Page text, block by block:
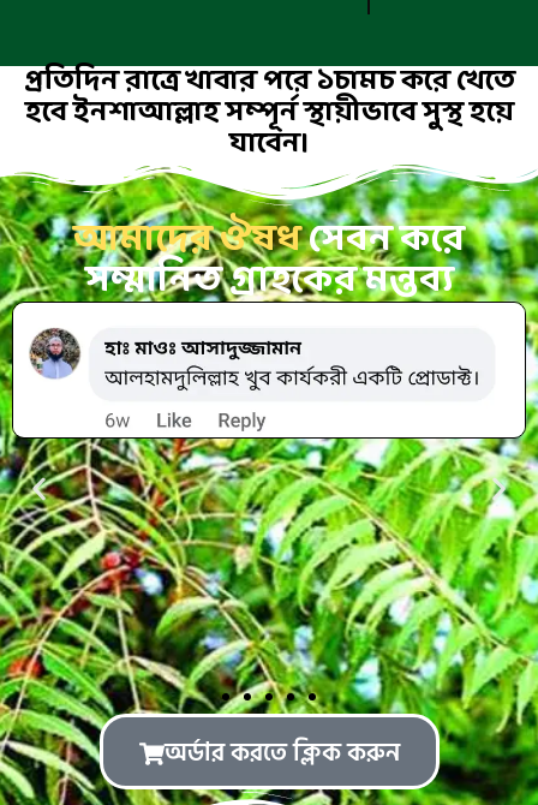
প্রতিদিন রাত্রে খাবার পরে ১চামচ করে খেতে
হবে ইনশাআল্লাহ সম্পূর্ন স্থায়ীভাবে সুস্থ হয়ে
যাবেন।
আমাদের ঔষধসেবন করে
সম্মানিত গ্রাহকের মন্তব্য
অর্ডার করতে ক্লিক করুন